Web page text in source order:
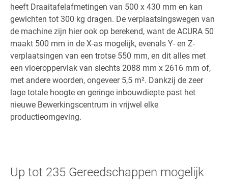
heeft Draaitafelafmetingen van 500 x 430 mm en kan
gewichten tot 300 kg dragen. De verplaatsingswegen van
de machine zijn hier ook op berekend, want de ACURA 50
maakt 500 mm in de X-as mogelijk, evenals Y- en Z-
verplaatsingen van een trotse 550 mm, en dit alles met
een vloeroppervlak van slechts 2088 mm x 2616 mm of,
met andere woorden, ongeveer 5,5 m². Dankzij de zeer
lage totale hoogte en geringe inbouwdiepte past het
nieuwe Bewerkingscentrum in vrijwel elke
productieomgeving.
Up tot 235 Gereedschappen mogelijk